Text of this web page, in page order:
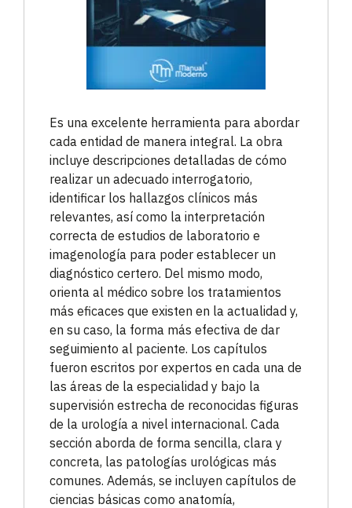
Es una excelente herramienta para abordar
cada entidad de manera integral. La obra
incluye descripciones detalladas de cómo
realizar un adecuado interrogatorio,
identificar los hallazgos clínicos más
relevantes, así como la interpretación
correcta de estudios de laboratorio e
imagenología para poder establecer un
diagnóstico certero. Del mismo modo,
orienta al médico sobre los tratamientos
más eficaces que existen en la actualidad y,
en su caso, la forma más efectiva de dar
seguimiento al paciente. Los capítulos
fueron escritos por expertos en cada una de
las áreas de la especialidad y bajo la
supervisión estrecha de reconocidas figuras
de la urología a nivel internacional. Cada
sección aborda de forma sencilla, clara y
concreta, las patologías urológicas más
comunes. Además, se incluyen capítulos de
ciencias básicas como anatomía,